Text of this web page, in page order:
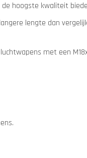
hoogste kwaliteit
lengte dan
met een